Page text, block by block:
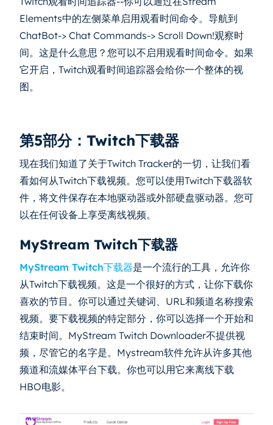
Elements中的左侧菜单启用观看时间命令。导航到
ChatBot-> Chat Commands-> Scroll Down!观察时
间。这是什么意思？您可以不启用观看时间命令。如果
它开启，Twitch观看时间追踪器会给你一个整体的视
图。
第5部分：Twitch下载器
现在我们知道了关于Twitch Tracker的一切，让我们看
看如何从Twitch下载视频。您可以使用Twitch下载器软
件，将文件保存在本地驱动器或外部硬盘驱动器。您可
以在任何设备上享受离线视频。
MyStream Twitch下载器
MyStream Twitch下载器是一个流行的工具，允许你
从Twitch下载视频。这是一个很好的方式，让你下载你
喜欢的节目。你可以通过关键词、URL和频道名称搜索
视频。要下载视频的特定部分，你可以选择一个开始和
结束时间。MyStream Twitch Downloader不提供视
频，尽管它的名字是。Mystream软件允许从许多其他
频道和流媒体平台下载。你也可以用它来离线下载
HBO电影。